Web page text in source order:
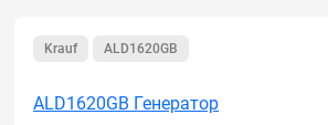
Krauf ALD1620GB
ALD1620GB Генератор